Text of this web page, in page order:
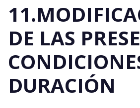
DE LAS
DURACIÓN